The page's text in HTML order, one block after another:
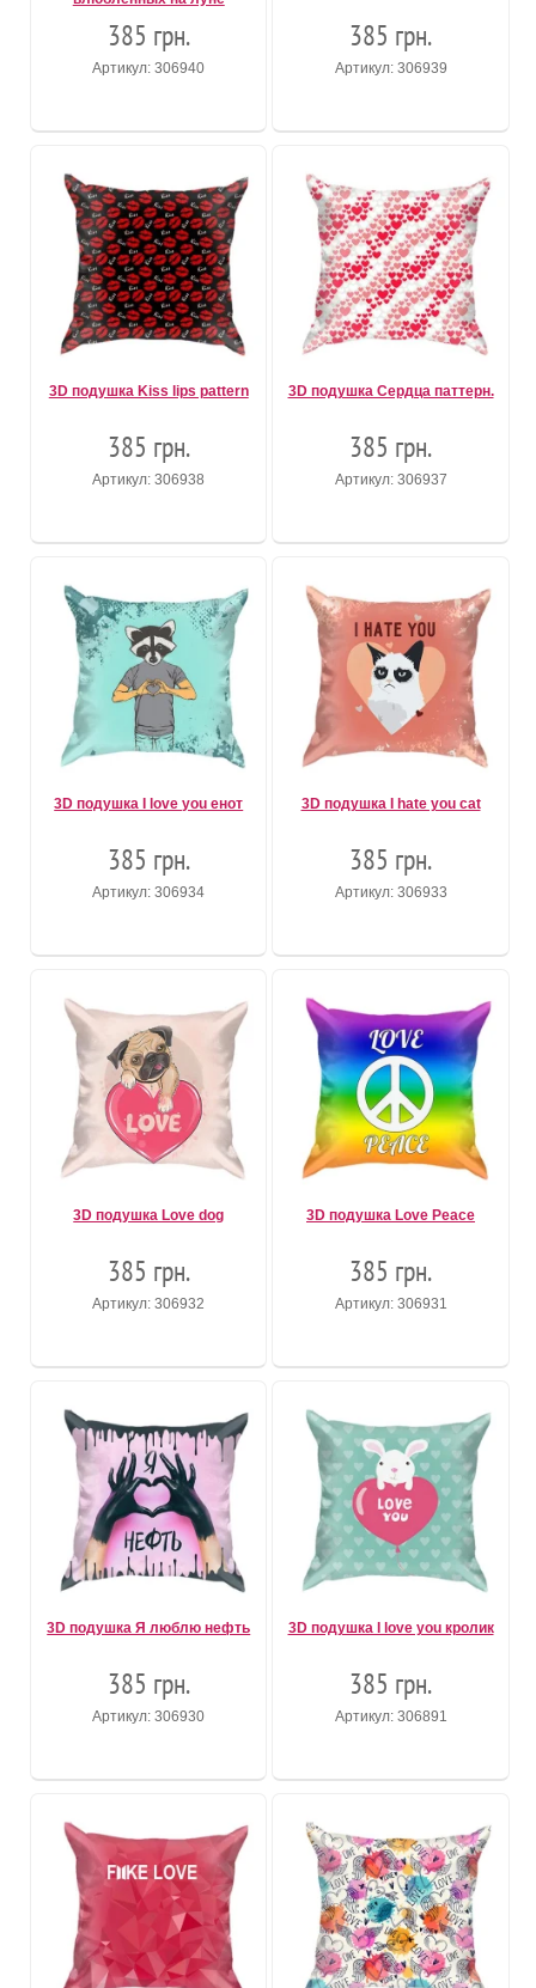
385 грн.
Артикул: 306940
385 грн.
Артикул: 306939
3D подушка Kiss lips pattern
385 грн.
Артикул: 306938
3D подушка Сердца паттерн.
385 грн.
Артикул: 306937
3D подушка I love you енот
385 грн.
Артикул: 306934
3D подушка I hate you cat
385 грн.
Артикул: 306933
3D подушка Love dog
385 грн.
Артикул: 306932
3D подушка Love Peace
385 грн.
Артикул: 306931
3D подушка Я люблю нефть
385 грн.
Артикул: 306930
3D подушка I love you кролик
385 грн.
Артикул: 306891